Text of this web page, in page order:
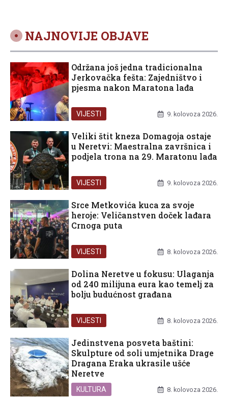
NAJNOVIJE OBJAVE
Održana još jedna tradicionalna
Jerkovačka fešta: Zajedništvo i
pjesma nakon Maratona lađa
VIJESTI 9. kolovoza 2026.
Veliki štit kneza Domagoja ostaje
u Neretvi: Maestralna završnica i
podjela trona na 29. Maratonu lađa
VIJESTI 9. kolovoza 2026.
Srce Metkovića kuca za svoje
heroje: Veličanstven doček lađara
Crnoga puta
VIJESTI 8. kolovoza 2026.
Dolina Neretve u fokusu: Ulaganja
od 240 milijuna eura kao temelj za
bolju budućnost građana
VIJESTI 8. kolovoza 2026.
Jedinstvena posveta baštini:
Skulpture od soli umjetnika Drage
Dragana Eraka ukrasile ušće
Neretve
KULTURA 8. kolovoza 2026.